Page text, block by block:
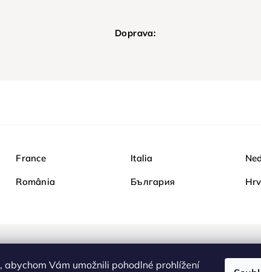
abychom Vám umožnili pohodlné prohlížení
Doprava:
France Italia
România България
Nakupujte na Diamondi